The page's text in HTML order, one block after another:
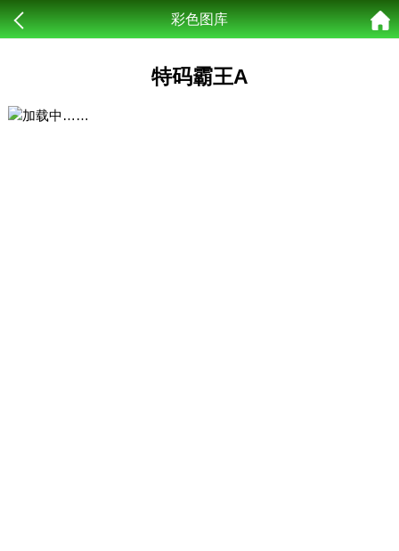
彩色图库
特码霸王A